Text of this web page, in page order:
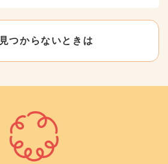
見つからないときは